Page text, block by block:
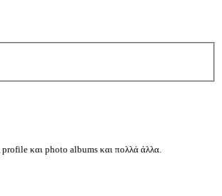
profile και photo albums και πολλά άλλα.